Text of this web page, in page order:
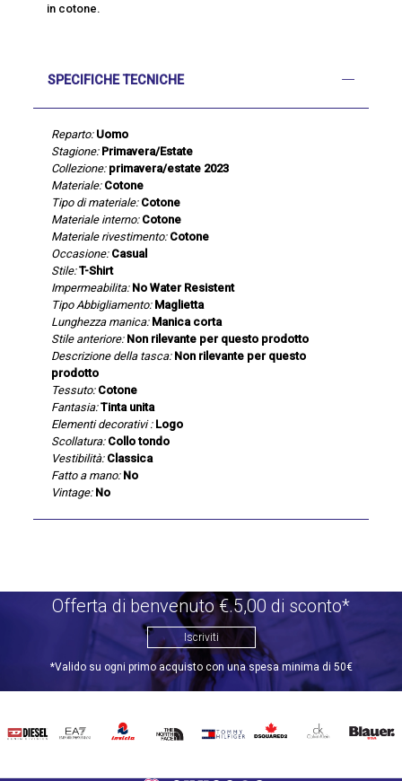
in cotone.
SPECIFICHE TECNICHE
Reparto: Uomo
Stagione: Primavera/Estate
Collezione: primavera/estate 2023
Materiale: Cotone
Tipo di materiale: Cotone
Materiale interno: Cotone
Materiale rivestimento: Cotone
Occasione: Casual
Stile: T-Shirt
Impermeabilita: No Water Resistent
Tipo Abbigliamento: Maglietta
Lunghezza manica: Manica corta
Stile anteriore: Non rilevante per questo prodotto
Descrizione della tasca: Non rilevante per questo
prodotto
Tessuto: Cotone
Fantasia: Tinta unita
Elementi decorativi : Logo
Scollatura: Collo tondo
Vestibilità: Classica
Fatto a mano: No
Vintage: No
Offerta di benvenuto €.5,00 di sconto*
Iscriviti
*Valido su ogni primo acquisto con una spesa minima di 50€
DIESEL EA7 INVICTATHE
TOMMY
DSQUARED2
CALVIN BLAUER